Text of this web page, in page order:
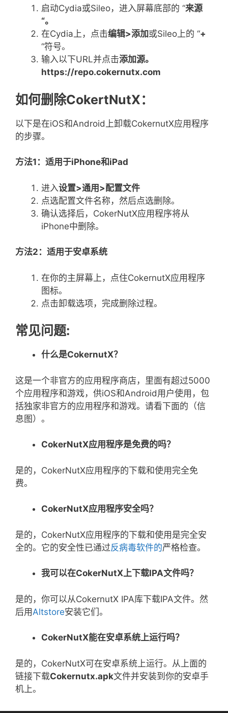
启动Cydia或Sileo，进入屏幕底部的 “来源
“。
在Cydia上，点击编辑>添加或Sileo上的 “+
“符号。
输入以下URL并点击添加源。
https://repo.cokernutx.com
如何删除CokertNutX：
以下是在iOS和Android上卸载CokernutX应用程序
的步骤。
方法1 ：适用于iPhone和 iPad
进入设置>通用 >配置文件
点选配置文件名称，然后点选删除。
确认选择后，CokerNutX应用程序将从
iPhone中删除。
方法2 ：适用于安卓系统
在你的主屏幕上，点住CokernutX应用程序
图标。
点击卸载选项，完成删除过程。
常见问题:
什么是CokernutX？
这是一个非官方的应用程序商店，里面有超过5000
个应用程序和游戏，供iOS和Android用户使用，包
括独家非官方的应用程序和游戏。请看下面的（信
息图）。
CokerNutX应用程序是免费的吗？
是的，CokerNutX应用程序的下载和使用完全免
费。
CokerNutX应用程序安全吗？
是的，CokerNutX应用程序的下载和使用是完全安
全的。它的安全性已通过反病毒软件的严格检查。
我可以在CokerNutX上下载IPA文件吗？
是的，你可以从CokernutX IPA库下载IPA文件。然
后用Altstore安装它们。
CokerNutX能在安卓系统上运行吗？
是的，CokerNutX可在安卓系统上运行。从上面的
链接下载Cokernutx.apk文件并安装到你的安卓手
机上。